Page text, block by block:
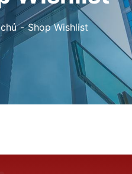
Shop Wishlist